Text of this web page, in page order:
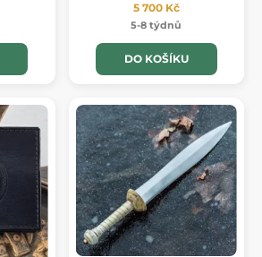
5 700 Kč
5-8 týdnů
DO KOŠÍKU